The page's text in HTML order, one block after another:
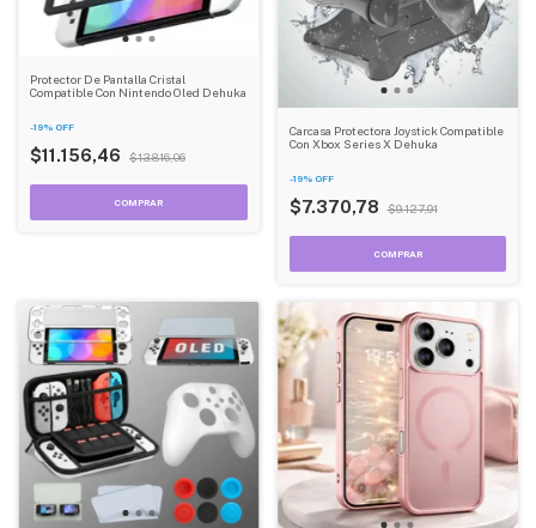
Protector De Pantalla Cristal
Compatible Con Nintendo Oled Dehuka
-19% OFF
$11.156,46 $13.816,06
Carcasa Protectora Joystick Compatible
Con Xbox Series X Dehuka
-19% OFF
$7.370,78 $9.127,91